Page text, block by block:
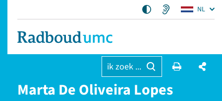
NL
ik zoek ...
Marta De Oliveira Lopes